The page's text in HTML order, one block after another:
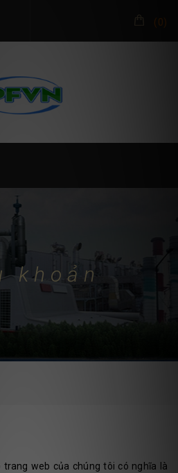
(0)
THIỆU
LIÊN HỆ
khoản
trang web của chúng tôi có nghĩa là